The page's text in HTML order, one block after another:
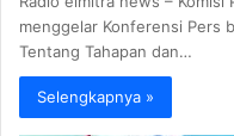
menggelar Konferensi Pers
Tentang Tahapan dan…
Selengkapnya »